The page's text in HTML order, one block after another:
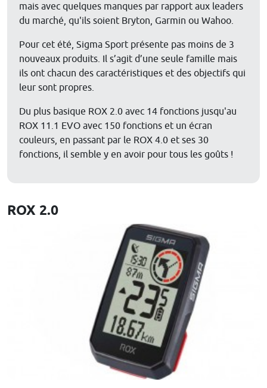
mais avec quelques manques par rapport aux leaders
du marché, qu'ils soient Bryton, Garmin ou Wahoo.
Pour cet été, Sigma Sport présente pas moins de 3
nouveaux produits. Il s’agit d’une seule famille mais
ils ont chacun des caractéristiques et des objectifs qui
leur sont propres.
Du plus basique ROX 2.0 avec 14 fonctions jusqu'au
ROX 11.1 EVO avec 150 fonctions et un écran
couleurs, en passant par le ROX 4.0 et ses 30
fonctions, il semble y en avoir pour tous les goûts !
ROX 2.0